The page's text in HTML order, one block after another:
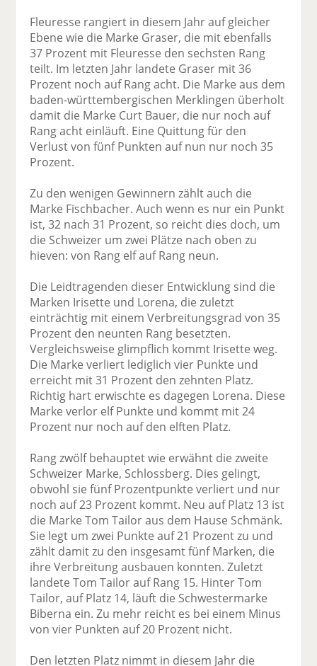
Fleuresse rangiert in diesem Jahr auf gleicher
Ebene wie die Marke Graser, die mit ebenfalls
37 Prozent mit Fleuresse den sechsten Rang
teilt. Im letzten Jahr landete Graser mit 36
Prozent noch auf Rang acht. Die Marke aus dem
baden-württembergischen Merklingen überholt
damit die Marke Curt Bauer, die nur noch auf
Rang acht einläuft. Eine Quittung für den
Verlust von fünf Punkten auf nun nur noch 35
Prozent.
Zu den wenigen Gewinnern zählt auch die
Marke Fischbacher. Auch wenn es nur ein Punkt
ist, 32 nach 31 Prozent, so reicht dies doch, um
die Schweizer um zwei Plätze nach oben zu
hieven: von Rang elf auf Rang neun.
Die Leidtragenden dieser Entwicklung sind die
Marken Irisette und Lorena, die zuletzt
einträchtig mit einem Verbreitungsgrad von 35
Prozent den neunten Rang besetzten.
Vergleichsweise glimpflich kommt Irisette weg.
Die Marke verliert lediglich vier Punkte und
erreicht mit 31 Prozent den zehnten Platz.
Richtig hart erwischte es dagegen Lorena. Diese
Marke verlor elf Punkte und kommt mit 24
Prozent nur noch auf den elften Platz.
Rang zwölf behauptet wie erwähnt die zweite
Schweizer Marke, Schlossberg. Dies gelingt,
obwohl sie fünf Prozentpunkte verliert und nur
noch auf 23 Prozent kommt. Neu auf Platz 13 ist
die Marke Tom Tailor aus dem Hause Schmänk.
Sie legt um zwei Punkte auf 21 Prozent zu und
zählt damit zu den insgesamt fünf Marken, die
ihre Verbreitung ausbauen konnten. Zuletzt
landete Tom Tailor auf Rang 15. Hinter Tom
Tailor, auf Platz 14, läuft die Schwestermarke
Biberna ein. Zu mehr reicht es bei einem Minus
von vier Punkten auf 20 Prozent nicht.
Den letzten Platz nimmt in diesem Jahr die